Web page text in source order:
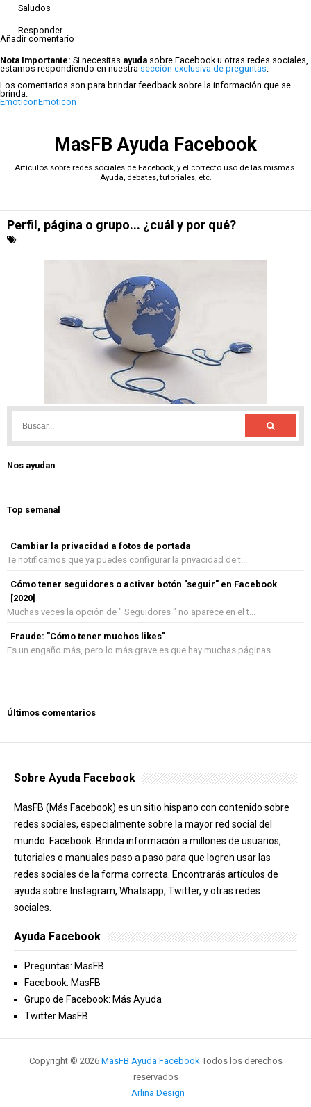
Saludos
Responder
Añadir comentario
Nota Importante: Si necesitas ayuda sobre Facebook u otras redes sociales,
estamos respondiendo en nuestra sección exclusiva de preguntas
Los comentarios son para brindar feedback sobre la información que se
brinda.
EmoticonEmoticon
Nos ayudan
Top semanal
Cambiar la privacidad a fotos de portada
Te notificamos que ya puedes configurar la privacidad de t...
Cómo tener seguidores o activar botón "seguir" en Facebook
[2020]
Muchas veces la opción de " Seguidores " no aparece en el t...
Fraude: "Cómo tener muchos likes"
Es un engaño más, pero lo más grave es que hay muchas páginas...
Últimos comentarios
Sobre Ayuda Facebook
MasFB (Más Facebook) es un sitio hispano con contenido sobre
redes sociales, especialmente sobre la mayor red social del
mundo: Facebook. Brinda información a millones de usuarios,
tutoriales o manuales paso a paso para que logren usar las
redes sociales de la forma correcta. Encontrarás artículos de
ayuda sobre Instagram, Whatsapp, Twitter, y otras redes
sociales.
Ayuda Facebook
Preguntas: MasFB
Facebook: MasFB
Grupo de Facebook: Más Ayuda
Twitter MasFB
Copyright © 2026 MasFB Ayuda FacebookTodos los derechos
reservados
Arlina Design